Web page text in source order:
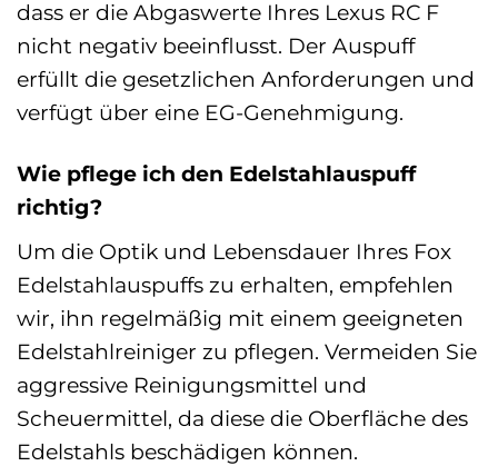
dass er die Abgaswerte Ihres Lexus RC F
nicht negativ beeinflusst. Der Auspuff
erfüllt die gesetzlichen Anforderungen und
verfügt über eine EG-Genehmigung.
Wie pflege ich den Edelstahlauspuff
richtig?
Um die Optik und Lebensdauer Ihres Fox
Edelstahlauspuffs zu erhalten, empfehlen
wir, ihn regelmäßig mit einem geeigneten
Edelstahlreiniger zu pflegen. Vermeiden Sie
aggressive Reinigungsmittel und
Scheuermittel, da diese die Oberfläche des
Edelstahls beschädigen können.